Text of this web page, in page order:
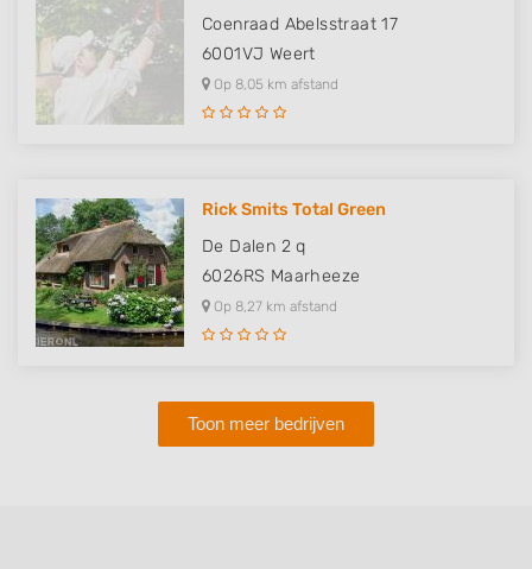
Coenraad Abelsstraat 17
6001VJ Weert
Op 8,05 km afstand
Rick Smits Total Green
De Dalen 2 q
6026RS Maarheeze
Op 8,27 km afstand
Toon meer bedrijven